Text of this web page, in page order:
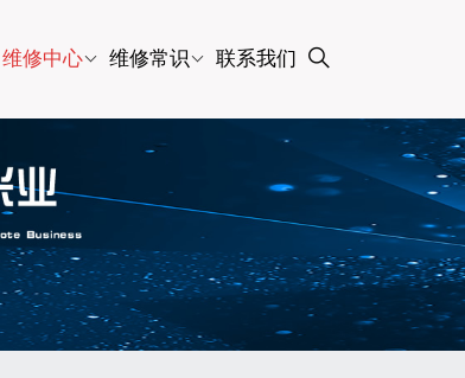
维修中心 维修常识 联系我们